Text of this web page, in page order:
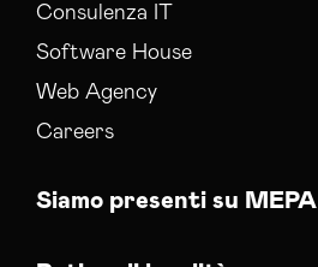
Consulenza IT
Software House
Web Agency
Careers
Siamo presenti su MEPA